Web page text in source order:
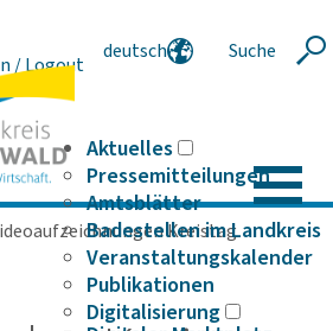
/ Logout
deutsch
Suche
Aktuelles
Pressemitteilungen
Amtsblätter
Badestellen im Landkreis
Veranstaltungskalender
Publikationen
Digitalisierung
Kreistag